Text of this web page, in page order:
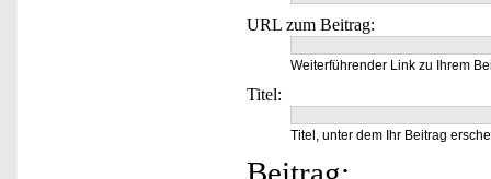
URL zum Beitrag:
Weiterführender Link zu Ihrem
Titel:
Titel, unter dem Ihr Beitrag